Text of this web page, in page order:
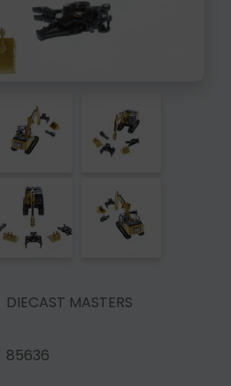
DIECAST MASTERS
85636